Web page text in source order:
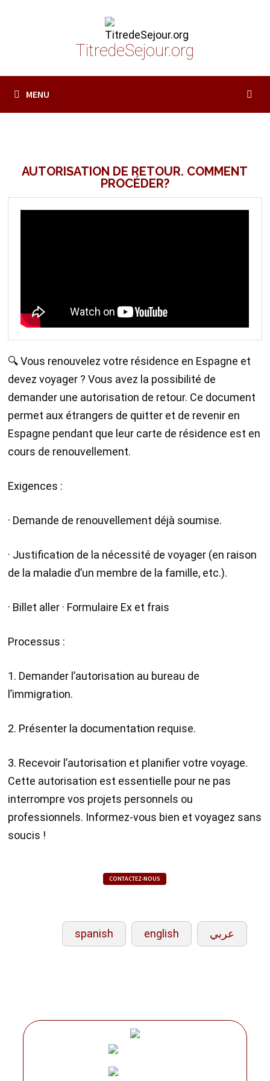
TitredeSejour.org
MENU
AUTORISATION DE RETOUR. COMMENT
PROCÉDER?
🔍 Vous renouvelez votre résidence en Espagne et
devez voyager ? Vous avez la possibilité de
demander une autorisation de retour. Ce document
permet aux étrangers de quitter et de revenir en
Espagne pendant que leur carte de résidence est en
cours de renouvellement.
Exigences :
· Demande de renouvellement déjà soumise.
· Justification de la nécessité de voyager (en raison
de la maladie d’un membre de la famille, etc.).
· Billet aller · Formulaire Ex et frais
Processus :
1. Demander l’autorisation au bureau de
l’immigration.
2. Présenter la documentation requise.
3. Recevoir l’autorisation et planifier votre voyage.
Cette autorisation est essentielle pour ne pas
interrompre vos projets personnels ou
professionnels. Informez-vous bien et voyagez sans
soucis !
CONTACTEZ-NOUS
spanish english عربي